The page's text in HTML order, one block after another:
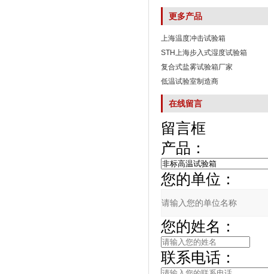
更多产品
上海温度冲击试验箱
STH上海步入式湿度试验箱
复合式盐雾试验箱厂家
低温试验室制造商
在线留言
留言框
产品：
您的单位：
您的姓名：
联系电话：